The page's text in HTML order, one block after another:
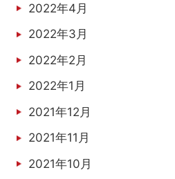
2022年4月
2022年3月
2022年2月
2022年1月
2021年12月
2021年11月
2021年10月